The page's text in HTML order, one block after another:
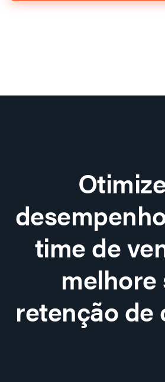
time de
melhore
retenção de